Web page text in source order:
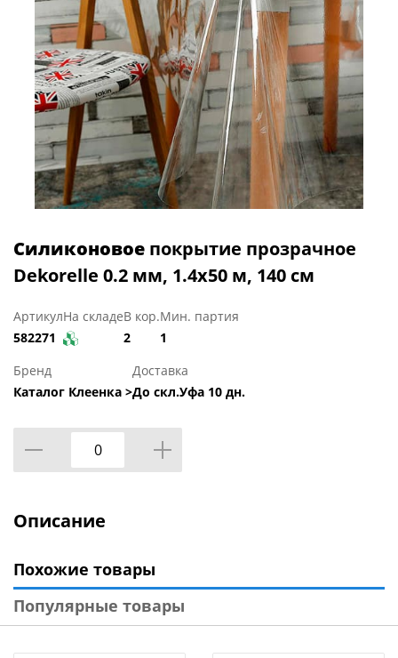
Силиконовое покрытие прозрачное
Dekorelle 0.2 мм, 1.4х50 м, 140 см
Артикул
582271
На складеВ кор.
2
Мин. партия
1
Бренд
Каталог Клеенка >
Доставка
До скл.Уфа 10 дн.
Описание
Похожие товары
Популярные товары